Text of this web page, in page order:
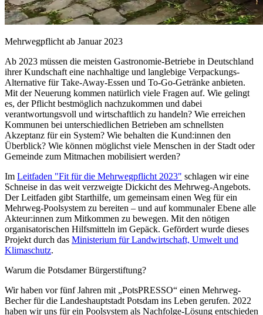
Mehrwegpflicht ab Januar 2023
Ab 2023 müssen die meisten Gastronomie-Betriebe in Deutschland
ihrer Kundschaft eine nachhaltige und langlebige Verpackungs-
Alternative für Take-Away-Essen und To-Go-Getränke anbieten.
Mit der Neuerung kommen natürlich viele Fragen auf. Wie gelingt
es, der Pflicht bestmöglich nachzukommen und dabei
verantwortungsvoll und wirtschaftlich zu handeln? Wie erreichen
Kommunen bei unterschiedlichen Betrieben am schnellsten
Akzeptanz für ein System? Wie behalten die Kund:innen den
Überblick? Wie können möglichst viele Menschen in der Stadt oder
Gemeinde zum Mitmachen mobilisiert werden?
Im Leitfaden "Fit für die Mehrwegpflicht 2023" schlagen wir eine
Schneise in das weit verzweigte Dickicht des Mehrweg-Angebots.
Der Leitfaden gibt Starthilfe, um gemeinsam einen Weg für ein
Mehrweg-Poolsystem zu bereiten – und auf kommunaler Ebene alle
Akteur:innen zum Mitkommen zu bewegen. Mit den nötigen
organisatorischen Hilfsmitteln im Gepäck. Gefördert wurde dieses
Projekt durch das Ministerium für Landwirtschaft, Umwelt und
Klimaschutz.
Warum die Potsdamer Bürgerstiftung?
Wir haben vor fünf Jahren mit „PotsPRESSO“ einen Mehrweg-
Becher für die Landeshauptstadt Potsdam ins Leben gerufen. 2022
haben wir uns für ein Poolsystem als Nachfolge-Lösung entschieden